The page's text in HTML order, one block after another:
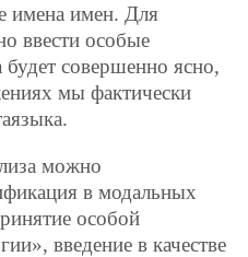
имена имен. Для
ввести особые
совершенно ясно,
мы фактически
можно
в модальных
особой
введение в качестве